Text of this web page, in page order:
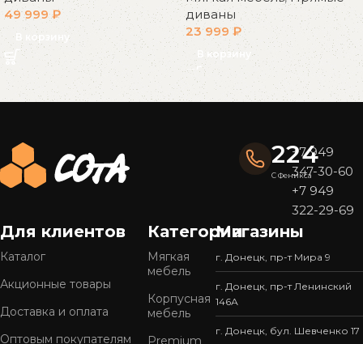
49 999₽
В корзину
диваны
23 999₽
В корзину
Read More
224
С Феникса
+7 949
347-30-60
+7 949
322-29-69
Для клиентов
Каталог
Акционные товары
Доставка и оплата
Оптовым покупателям
Категории
Мягкая
мебель
Корпусная
мебель
Premium
Магазины
г. Донецк, пр-т Мира 9
г. Донецк, пр-т Ленинский
146А
г. Донецк, бул. Шевченко 17